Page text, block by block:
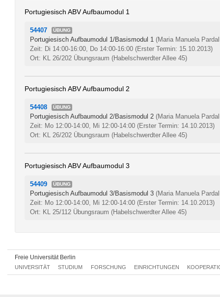
Portugiesisch ABV Aufbaumodul 1
54407 ÜBUNG
Portugiesisch Aufbaumodul 1/Basismodul 1 (Maria Manuela
Zeit: Di 14:00-16:00, Do 14:00-16:00 (Erster Termin: 15.10.2013)
Ort: KL 26/202 Übungsraum (Habelschwerdter Allee 45)
Portugiesisch ABV Aufbaumodul 2
54408 ÜBUNG
Portugiesisch Aufbaumodul 2/Basismodul 2 (Maria Manuela
Zeit: Mo 12:00-14:00, Mi 12:00-14:00 (Erster Termin: 14.10.2013)
Ort: KL 26/202 Übungsraum (Habelschwerdter Allee 45)
Portugiesisch ABV Aufbaumodul 3
54409 ÜBUNG
Portugiesisch Aufbaumodul 3/Basismodul 3 (Maria Manuela
Zeit: Mo 12:00-14:00, Mi 12:00-14:00 (Erster Termin: 14.10.2013)
Ort: KL 25/112 Übungsraum (Habelschwerdter Allee 45)
Freie Universität Berlin
UNIVERSITÄT STUDIUM FORSCHUNG EINRICHTUNGEN